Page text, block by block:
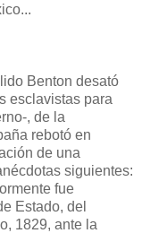
Benton desató
esclavistas para
, de la
rebotó en
de una
siguientes:
fue
Estado, del
1829, ante la